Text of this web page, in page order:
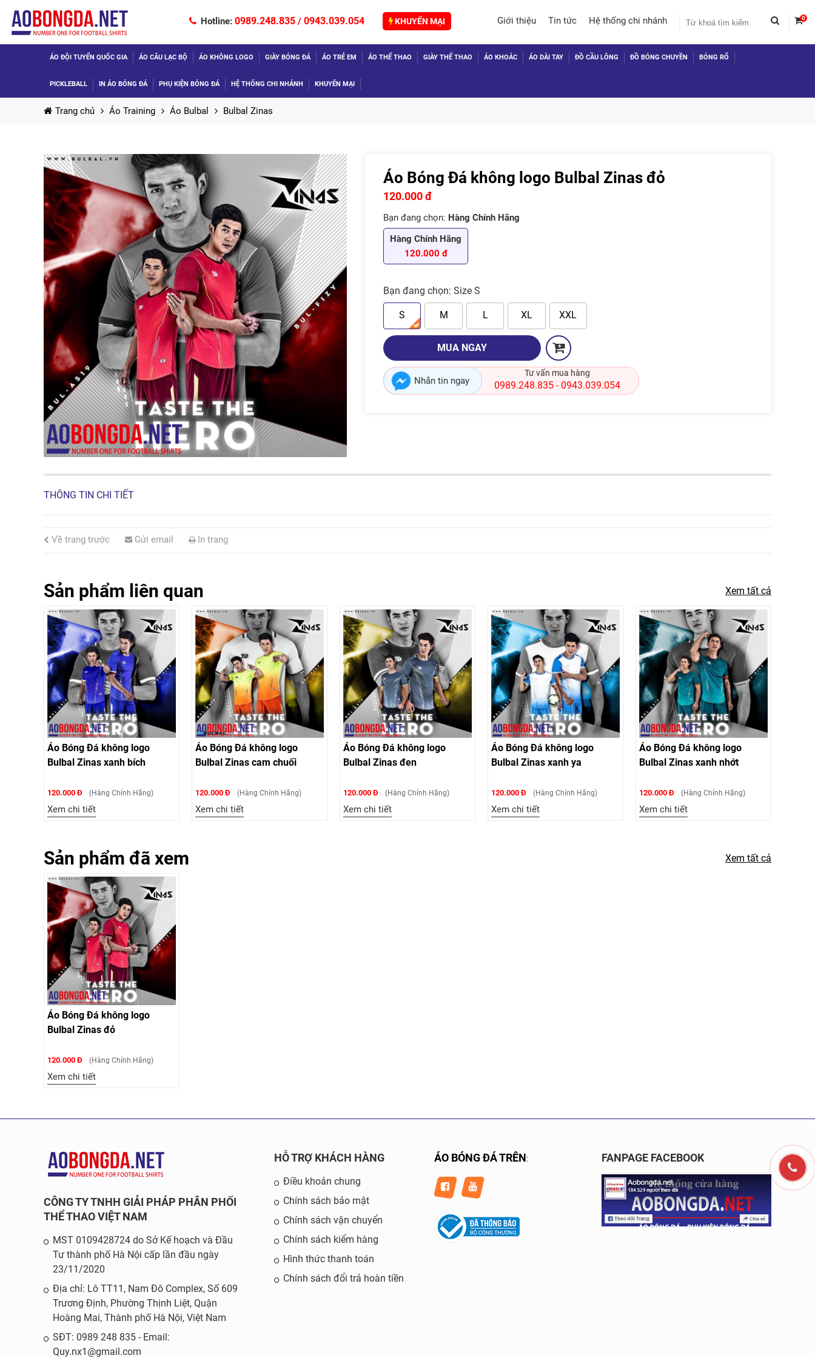
Hotline: 0989.248.835 / 0943.039.054 KHUYẾN MẠI Giới thiệu Tin tức Hệ thống chi nhánh 0
ÁO ĐỘI TUYỂN QUỐC GIA ÁO CÂU LẠC BỘ ÁO KHÔNG LOGO GIÀY BÓNG ĐÁ ÁO TRẺ EM ÁO THỂ THAO GIÀY THỂ THAO ÁO KHOÁC ÁO DÀI TAY ĐỒ CẦU LÔNG ĐỒ BÓNG CHUYỀN BÓNG RỔ
PICKLEBALL IN ÁO BÓNG ĐÁ PHỤ KIỆN BÓNG ĐÁ HỆ THỐNG CHI NHÁNH KHUYẾN MẠI
TIẾP TỤC MUA HÀNG
Trang chủ Áo Training Áo Bulbal Bulbal Zinas
Áo Bóng Đá không logo Bulbal Zinas đỏ
120.000 đ
Bạn đang chọn: Hàng Chính Hãng
Hàng Chính Hãng
120.000 đ
Bạn đang chọn: Size S
S M L XL XXL
MUA NGAY
Nhắn tin ngay
Tư vấn mua hàng
0989.248.835 - 0943.039.054
THÔNG TIN CHI TIẾT
Về trang trước Gửi email In trang
Sản phẩm liên quan Xem tất cả
Áo Bóng Đá không logo
Bulbal Zinas xanh bích
120.000 Đ (Hàng Chính Hãng)
Xem chi tiết
Áo Bóng Đá không logo
Bulbal Zinas cam chuối
120.000 Đ (Hàng Chính Hãng)
Xem chi tiết
Áo Bóng Đá không logo
Bulbal Zinas đen
120.000 Đ (Hàng Chính Hãng)
Xem chi tiết
Áo Bóng Đá không logo
Bulbal Zinas xanh ya
120.000 Đ (Hàng Chính Hãng)
Xem chi tiết
Áo Bóng Đá không logo
Bulbal Zinas xanh nhớt
120.000 Đ (Hàng Chính Hãng)
Xem chi tiết
Sản phẩm đã xem Xem tất cả
Áo Bóng Đá không logo
Bulbal Zinas đỏ
120.000 Đ (Hàng Chính Hãng)
Xem chi tiết
CÔNG TY TNHH GIẢI PHÁP PHÂN PHỐI
THỂ THAO VIỆT NAM
MST 0109428724 do Sở Kế hoạch và Đầu
Tư thành phố Hà Nội cấp lần đầu ngày
23/11/2020
Địa chỉ: Lô TT11, Nam Đô Complex, Số 609
Trương Định, Phường Thịnh Liệt, Quận
Hoàng Mai, Thành phố Hà Nội, Việt Nam
SĐT: 0989 248 835 - Email:
Quy.nx1@gmail.com
HỖ TRỢ KHÁCH HÀNG
Điều khoản chung
Chính sách bảo mật
Chính sách vận chuyển
Chính sách kiểm hàng
Hình thức thanh toán
Chính sách đổi trả hoàn tiền
ÁO BÓNG ĐÁ TRÊN: FANPAGE FACEBOOK